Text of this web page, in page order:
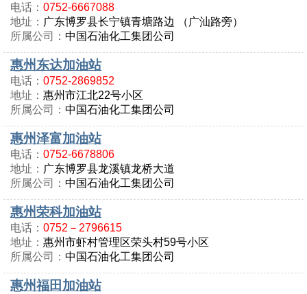
电话： 0752-6667088
地址： 广东博罗县长宁镇青塘路边 （广汕路旁）
所属公司： 中国石油化工集团公司
惠州东达加油站
电话： 0752-2869852
地址： 惠州市江北22号小区
所属公司： 中国石油化工集团公司
惠州泽富加油站
电话： 0752-6678806
地址： 广东博罗县龙溪镇龙桥大道
所属公司： 中国石油化工集团公司
惠州荣科加油站
电话： 0752－2796615
地址： 惠州市虾村管理区荣头村59号小区
所属公司： 中国石油化工集团公司
惠州福田加油站